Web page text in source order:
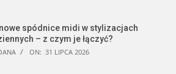
spódnice midi w stylizacjach
– z czym je łączyć?
ON: 31 LIPCA 2026